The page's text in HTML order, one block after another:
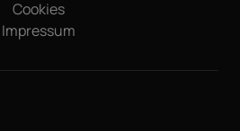
Cookies
Impressum